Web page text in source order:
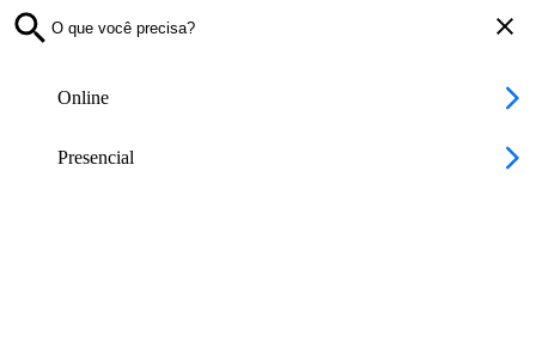
Online
Presencial